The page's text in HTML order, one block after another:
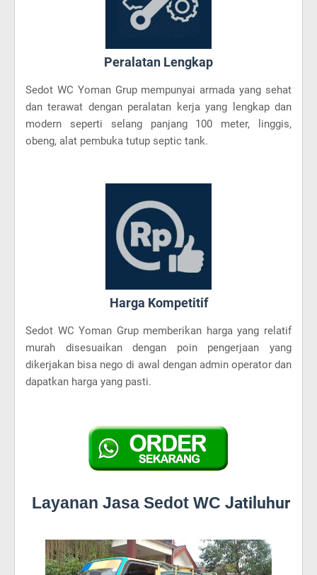
Peralatan Lengkap
Sedot WC Yoman Grup mempunyai armada yang sehat
dan terawat dengan peralatan kerja yang lengkap dan
modern seperti selang panjang 100 meter, linggis,
obeng, alat pembuka tutup septic tank.
Harga Kompetitif
Sedot WC Yoman Grup memberikan harga yang relatif
murah disesuaikan dengan poin pengerjaan yang
dikerjakan bisa nego di awal dengan admin operator dan
dapatkan harga yang pasti.
Layanan Jasa Sedot WC Jatiluhur